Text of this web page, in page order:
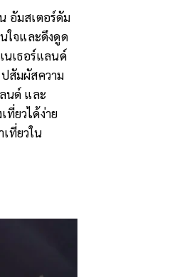
อัมสเตอร์ดัม
ใจและดึงดูด
นเธอร์แลนด์
สัมผัสความ
นด์ และ
ที่ยวได้ง่าย
ที่ยวใน